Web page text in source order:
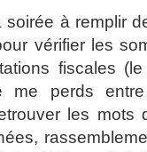
à remplir
vérifier les
fiscales
me perds
les mots